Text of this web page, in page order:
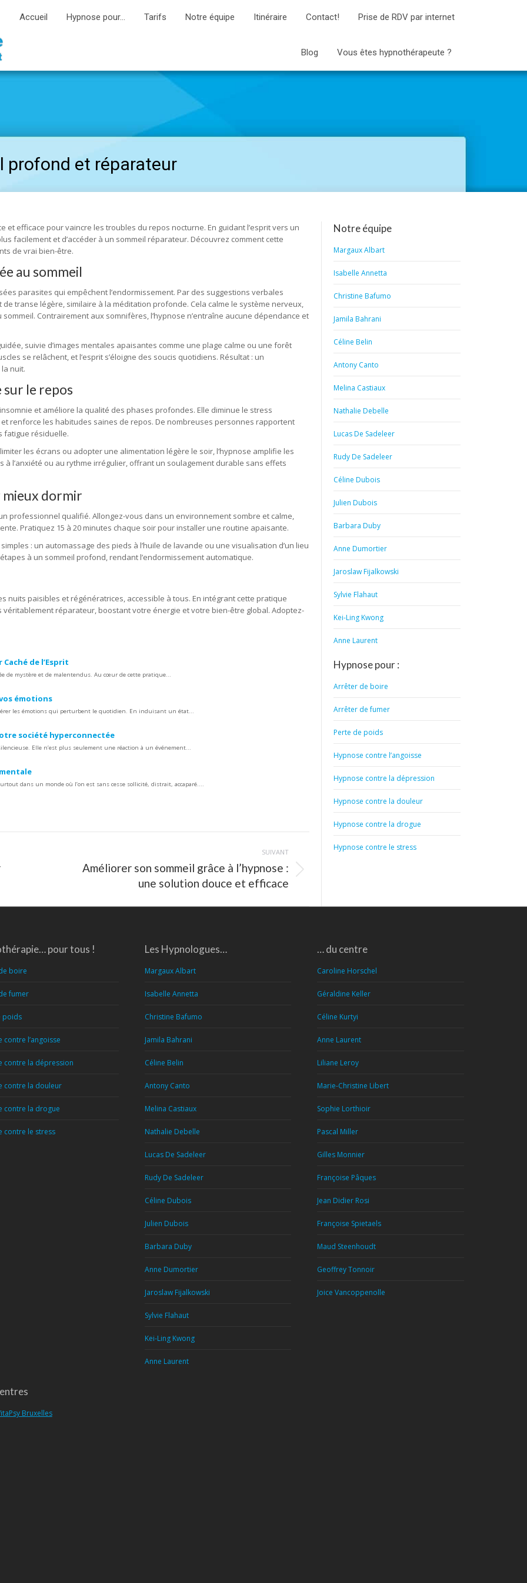
Accueil Hypnose pour… Tarifs Notre équipe Itinéraire Contact! Prise de RDV par internet
Blog Vous êtes hypnothérapeute ?
profond et réparateur
et efficace pour vaincre les troubles du repos nocturne. En guidant l’esprit vers un
facilement et d’accéder à un sommeil réparateur. Découvrez comment cette
de vrai bien-être.
au sommeil
parasites qui empêchent l’endormissement. Par des suggestions verbales
transe légère, similaire à la méditation profonde. Cela calme le système nerveux,
Contrairement aux somnifères, l’hypnose n’entraîne aucune dépendance et
suivie d’images mentales apaisantes comme une plage calme ou une forêt
se relâchent, et l’esprit s’éloigne des soucis quotidiens. Résultat : un
nuit.
sur le repos
et améliore la qualité des phases profondes. Elle diminue le stress
renforce les habitudes saines de repos. De nombreuses personnes rapportent
fatigue résiduelle.
les écrans ou adopter une alimentation légère le soir, l’hypnose amplifie les
l’anxiété ou au rythme irrégulier, offrant un soulagement durable sans effets
mieux dormir
professionnel qualifié. Allongez-vous dans un environnement sombre et calme,
Pratiquez 15 à 20 minutes chaque soir pour installer une routine apaisante.
: un automassage des pieds à l’huile de lavande ou une visualisation d’un lieu
à un sommeil profond, rendant l’endormissement automatique.
nuits paisibles et régénératrices, accessible à tous. En intégrant cette pratique
réparateur, boostant votre énergie et votre bien-être global. Adoptez-
de l’Esprit
de mystère et de malentendus. Au cœur de cette pratique...
émotions
les émotions qui perturbent le quotidien. En induisant un état...
société hyperconnectée
Elle n’est plus seulement une réaction à un événement...
dans un monde où l’on est sans cesse sollicité, distrait, accaparé....
SUIVANT
Article
Améliorer son sommeil grâce à l’hypnose :
une solution douce et efficace
Notre équipe
Margaux Albart
Isabelle Annetta
Christine Bafumo
Jamila Bahrani
Céline Belin
Antony Canto
Melina Castiaux
Nathalie Debelle
Lucas De Sadeleer
Rudy De Sadeleer
Céline Dubois
Julien Dubois
Barbara Duby
Anne Dumortier
Jaroslaw Fijalkowski
Sylvie Flahaut
Kei-Ling Kwong
Anne Laurent
Hypnose pour :
Arrêter de boire
Arrêter de fumer
Perte de poids
Hypnose contre l’angoisse
Hypnose contre la dépression
Hypnose contre la douleur
Hypnose contre la drogue
Hypnose contre le stress
pour tous !
boire
fumer
poids
contre l’angoisse
contre la dépression
contre la douleur
contre la drogue
contre le stress
Les Hypnologues…
Margaux Albart
Isabelle Annetta
Christine Bafumo
Jamila Bahrani
Céline Belin
Antony Canto
Melina Castiaux
Nathalie Debelle
Lucas De Sadeleer
Rudy De Sadeleer
Céline Dubois
Julien Dubois
Barbara Duby
Anne Dumortier
Jaroslaw Fijalkowski
Sylvie Flahaut
Kei-Ling Kwong
Anne Laurent
… du centre
Caroline Horschel
Géraldine Keller
Céline Kurtyi
Anne Laurent
Liliane Leroy
Marie-Christine Libert
Sophie Lorthioir
Pascal Miller
Gilles Monnier
Françoise Pâques
Jean Didier Rosi
Françoise Spietaels
Maud Steenhoudt
Geoffrey Tonnoir
Joice Vancoppenolle
Bruxelles